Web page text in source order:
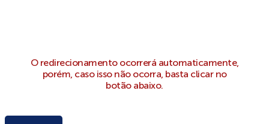
O redirecionamento ocorrerá automaticamente,
porém, caso isso não ocorra, basta clicar no
botão abaixo.